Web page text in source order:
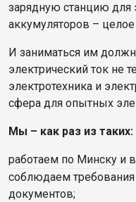
зарядную станцию для
аккумуляторов –
И заниматься им
электрический ток не
электротехника и
сфера для опытных
Мы – как раз из таких:
работаем по Минску и
соблюдаем
документов;